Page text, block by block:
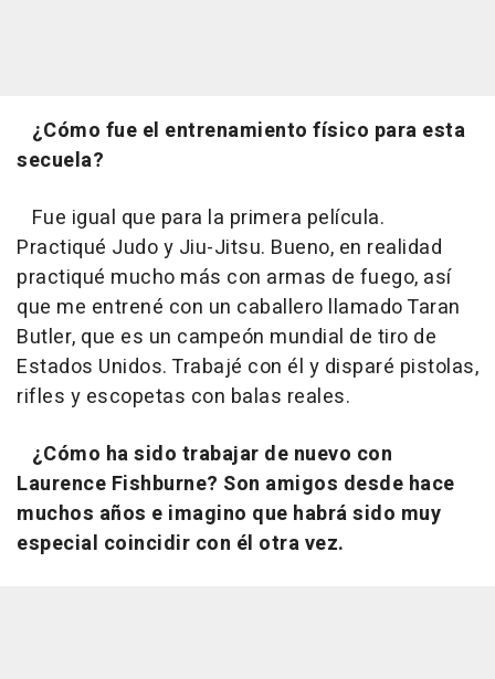
¿Cómo fue el entrenamiento físico para esta
secuela?
Fue igual que para la primera película.
Practiqué Judo y Jiu-Jitsu. Bueno, en realidad
practiqué mucho más con armas de fuego, así
que me entrené con un caballero llamado Taran
Butler, que es un campeón mundial de tiro de
Estados Unidos. Trabajé con él y disparé pistolas,
rifles y escopetas con balas reales.
¿Cómo ha sido trabajar de nuevo con
Laurence Fishburne? Son amigos desde hace
muchos años e imagino que habrá sido muy
especial coincidir con él otra vez.